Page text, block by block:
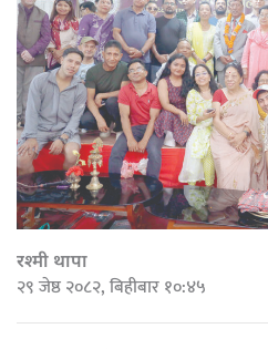
रश्मी थापा
२९ जेष्ठ २०८२, बिहीबार १०:४५